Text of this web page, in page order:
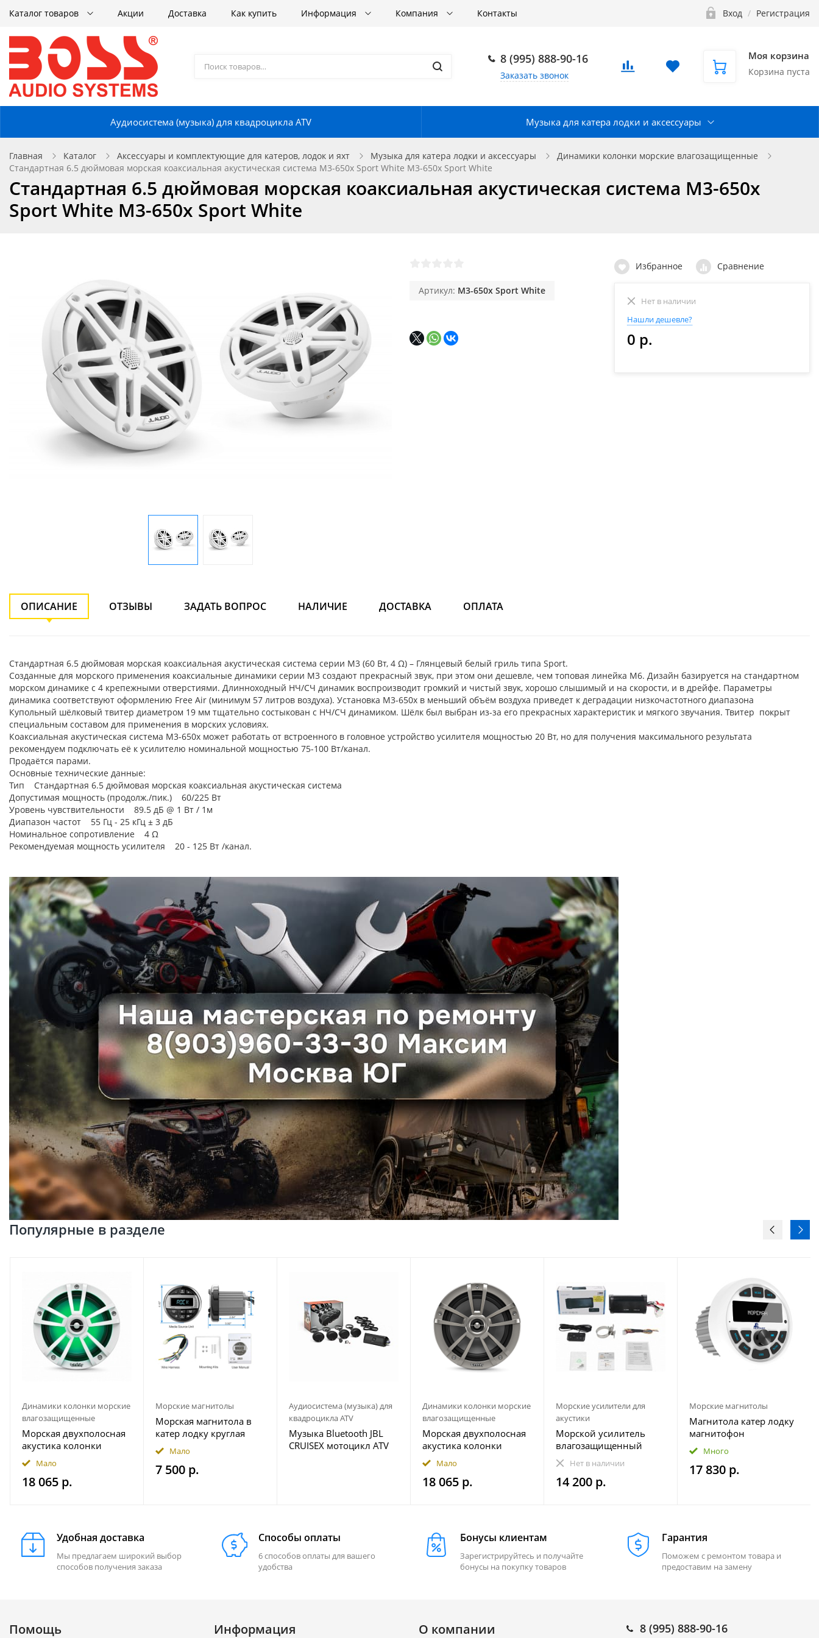
Каталог товаров Акции Доставка Как купить Информация Компания Контакты Вход / Регистрация
8 (995) 888-90-16
Заказать звонок
Моя корзина
Корзина пуста
Аудиосистема (музыка) для квадроцикла ATV Музыка для катера лодки и аксессуары
Главная Каталог Аксессуары и комплектующие для катеров, лодок и яхт Музыка для катера лодки и аксессуары
Динамики колонки морские влагозащищенные
Стандартная 6.5 дюймовая морская коаксиальная акустическая система M3-650x Sport White M3-650x Sport White
Стандартная 6.5 дюймовая морская коаксиальная акустическая система M3-650x
Sport White M3-650x Sport White
Артикул: M3-650x Sport White
Избранное Сравнение
Нет в наличии
Нашли дешевле?
0 р.
ОПИСАНИЕ ОТЗЫВЫ ЗАДАТЬ ВОПРОС НАЛИЧИЕ ДОСТАВКА ОПЛАТА
Стандартная 6.5 дюймовая морская коаксиальная акустическая система серии М3 (60 Вт, 4 Ω) – Глянцевый белый гриль типа Sport.
Созданные для морского применения коаксиальные динамики серии М3 создают прекрасный звук, при этом они дешевле, чем топовая линейка М6. Дизайн базируется на стандартном
морском динамике с 4 крепежными отверстиями. Длинноходный НЧ/СЧ динамик воспроизводит громкий и чистый звук, хорошо слышимый и на скорости, и в дрейфе. Параметры
динамика соответствуют оформлению Free Air (минимум 57 литров воздуха). Установка М3-650х в меньший объём воздуха приведет к деградации низкочастотного диапазона
Купольный шёлковый твитер диаметром 19 мм тщательно состыкован с НЧ/СЧ динамиком. Шёлк был выбран из-за его прекрасных характеристик и мягкого звучания. Твитер покрыт
специальным составом для применения в морских условиях.
Коаксиальная акустическая система М3-650х может работать от встроенного в головное устройство усилителя мощностью 20 Вт, но для получения максимального результата
рекомендуем подключать её к усилителю номинальной мощностью 75-100 Вт/канал.
Продаётся парами.
Основные технические данные:
Тип Стандартная 6.5 дюймовая морская коаксиальная акустическая система
Допустимая мощность (продолж./пик.) 60/225 Вт
Уровень чувствительности 89.5 дБ @ 1 Вт / 1м
Диапазон частот 55 Гц - 25 кГц ± 3 дБ
Номинальное сопротивление 4 Ω
Рекомендуемая мощность усилителя 20 - 125 Вт /канал.
Популярные в разделе
Динамики колонки морские
влагозащищенные
Морская двухполосная
акустика колонки
INFINITY 622MLW
Мало
18 065 р.
Морские магнитолы
Морская магнитола в
катер лодку круглая
Bluetooth AKAMATE MS-
10RV
Мало
7 500 р.
Аудиосистема (музыка) для
квадроцикла ATV
Музыка Bluetooth JBL
CRUISEX мотоцикл ATV
Динамики колонки морские
влагозащищенные
Морская двухполосная
акустика колонки
INFINITY 622MLT
Мало
18 065 р.
Морские усилители для
акустики
Морской усилитель
влагозащищенный
Velex VX-502
Нет в наличии
14 200 р.
Морские магнитолы
Магнитола катер лодку
магнитофон
влагозащищенная
МОРЕМАН XFa-НЕ820
Много
17 830 р.
Удобная доставка
Мы предлагаем широкий выбор
способов получения заказа
Способы оплаты
6 способов оплаты для вашего
удобства
Бонусы клиентам
Зарегистрируйтесь и получайте
бонусы на покупку товаров
Гарантия
Поможем с ремонтом товара и
предоставим на замену
Помощь Информация О компании 8 (995) 888-90-16